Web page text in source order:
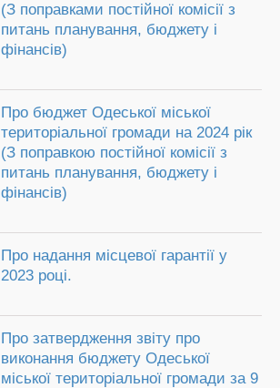
(З поправками постійної комісії з
питань планування, бюджету і
фінансів)
Про бюджет Одеської міської
територіальної громади на 2024 рік
(З поправкою постійної комісії з
питань планування, бюджету і
фінансів)
Про надання місцевої гарантії у
2023 році.
Про затвердження звіту про
виконання бюджету Одеської
міської територіальної громади за 9